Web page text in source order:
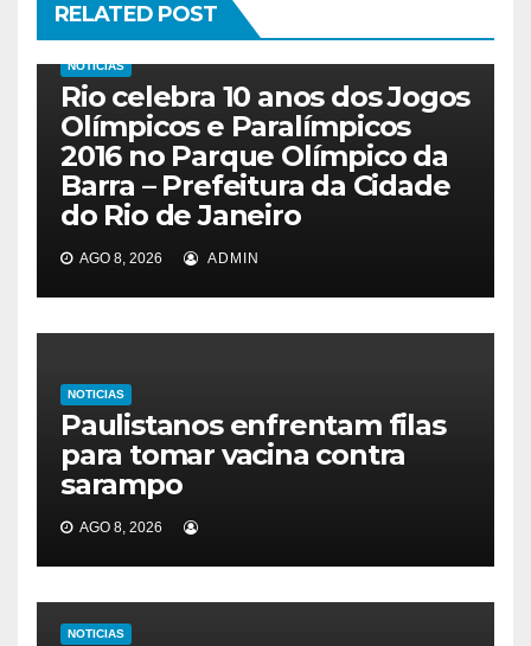
RELATED POST
NOTICIAS
Rio celebra 10 anos dos Jogos
Olímpicos e Paralímpicos
2016 no Parque Olímpico da
Barra – Prefeitura da Cidade
do Rio de Janeiro
AGO 8, 2026 ADMIN
NOTICIAS
Paulistanos enfrentam filas
para tomar vacina contra
sarampo
AGO 8, 2026
NOTICIAS